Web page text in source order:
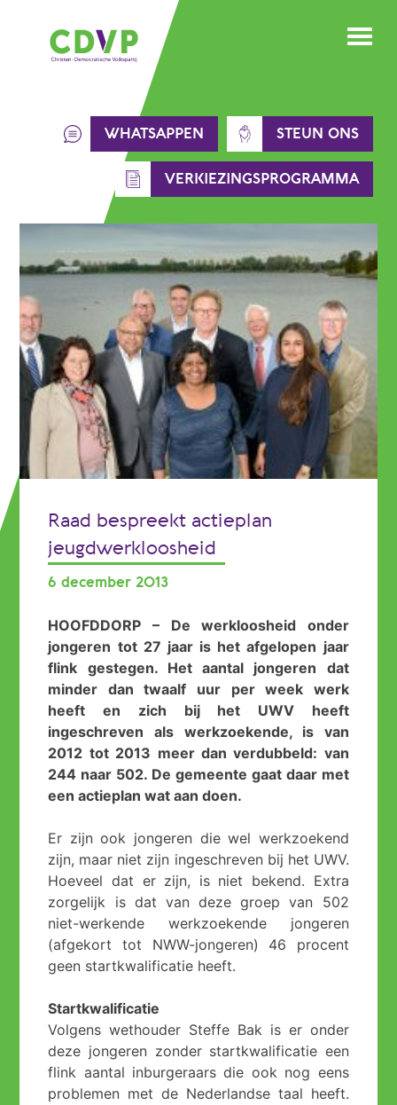
WHATSAPPEN STEUN ONS
VERKIEZINGSPROGRAMMA
Raad bespreekt actieplan
jeugdwerkloosheid
6 december 2013
HOOFDDORP – De werkloosheid onder
jongeren tot 27 jaar is het afgelopen jaar
flink gestegen. Het aantal jongeren dat
minder dan twaalf uur per week werk
heeft en zich bij het UWV heeft
ingeschreven als werkzoekende, is van
2012 tot 2013 meer dan verdubbeld: van
244 naar 502. De gemeente gaat daar met
een actieplan wat aan doen.
Er zijn ook jongeren die wel werkzoekend
zijn, maar niet zijn ingeschreven bij het UWV.
Hoeveel dat er zijn, is niet bekend. Extra
zorgelijk is dat van deze groep van 502
niet-werkende werkzoekende jongeren
(afgekort tot NWW-jongeren) 46 procent
geen startkwalificatie heeft.
Startkwalificatie
Volgens wethouder Steffe Bak is er onder
deze jongeren zonder startkwalificatie een
flink aantal inburgeraars die ook nog eens
problemen met de Nederlandse taal heeft.